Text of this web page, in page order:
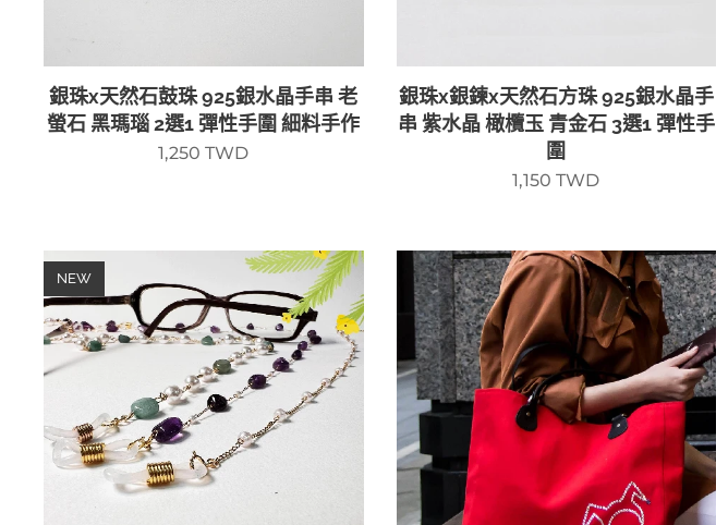
銀珠x天然石鼓珠 925銀水晶手串 老
螢石 黑瑪瑙 2選1 彈性手圍 細料手作
1,250 TWD
銀珠x銀鍊x天然石方珠 925銀水晶手
串 紫水晶 橄欖玉 青金石 3選1 彈性手
圍
1,150 TWD
NEW